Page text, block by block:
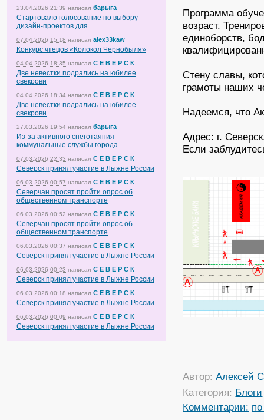
23.04.2026 21:39 написал барыга
Стартовало голосование по выбору
дизайн-проектов для...
07.04.2026 15:18 написал alex33kaw
Конкурс чтецов «Колокол Чернобыля»
04.04.2026 18:35 написал С Е В Е Р С К
Две невестки подрались на юбилее
свекрови
04.04.2026 18:34 написал С Е В Е Р С К
Две невестки подрались на юбилее
свекрови
27.03.2026 19:54 написал барыга
Из-за активного снеготаяния
коммунальные службы города...
07.03.2026 22:33 написал С Е В Е Р С К
Северск принял участие в Лыжне России
06.03.2026 00:57 написал С Е В Е Р С К
Северчан просят пройти опрос об
общественном транспорте
06.03.2026 00:52 написал С Е В Е Р С К
Северчан просят пройти опрос об
общественном транспорте
06.03.2026 00:37 написал С Е В Е Р С К
Северск принял участие в Лыжне России
06.03.2026 00:23 написал С Е В Е Р С К
Северск принял участие в Лыжне России
06.03.2026 00:18 написал С Е В Е Р С К
Северск принял участие в Лыжне России
06.03.2026 00:09 написал С Е В Е Р С К
Северск принял участие в Лыжне России
Программа
возраст.
единоборств,
Стену славы,
грамоты наших
Надеемся, что
Адрес: г.
Если
Автор:Алексей
Категория: Блоги
Комментарии: